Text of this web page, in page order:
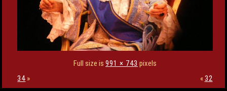
Full size is 991 × 743 pixels
34 » «32